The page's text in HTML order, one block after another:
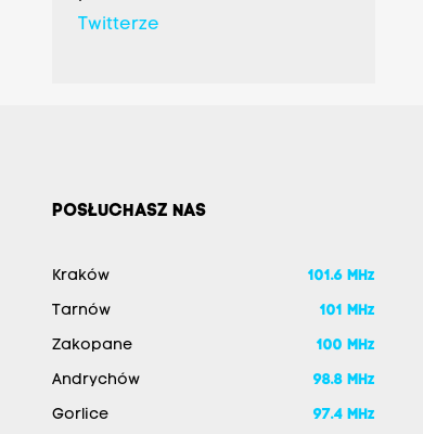
Twitterze
POSŁUCHASZ NAS
Kraków 101.6 MHz
Tarnów 101 MHz
Zakopane 100 MHz
Andrychów 98.8 MHz
Gorlice 97.4 MHz